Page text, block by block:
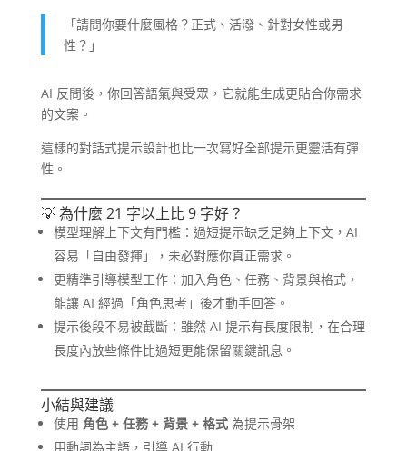
「請問你要什麼風格？正式、活潑、針對女性或男
性？」
AI 反問後，你回答語氣與受眾，它就能生成更貼合你需求
的文案。
這樣的對話式提示設計也比一次寫好全部提示更靈活有彈
性。
💡 為什麼 21 字以上比 9 字好？
模型理解上下文有門檻：過短提示缺乏足夠上下文，AI
容易「自由發揮」，未必對應你真正需求。
更精準引導模型工作：加入角色、任務、背景與格式，
能讓 AI 經過「角色思考」後才動手回答。
提示後段不易被截斷：雖然 AI 提示有長度限制，在合理
長度內放些條件比過短更能保留關鍵訊息。
小結與建議
使用 角色 + 任務 + 背景 + 格式為提示骨架
用動詞為主語，引導 AI 行動